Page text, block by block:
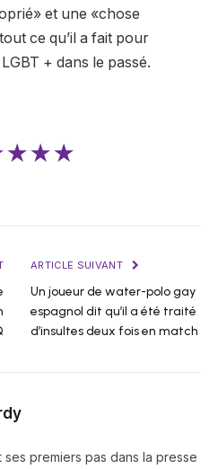
et une «chose
ce qu’il a fait pour
+ dans le passé.
ARTICLE SUIVANT
Un joueur de water-polo gay
espagnol dit qu’il a été traité
d’insultes deux fois en match
ses premiers pas dans la presse